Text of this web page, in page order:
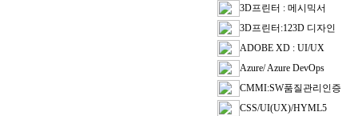
3D프린터 : 메시믹서
3D프린터:123D 디자인
ADOBE XD : UI/UX
Azure/ Azure DevOps
CMMI:SW품질관리인증
CSS/UI(UX)/HYML5